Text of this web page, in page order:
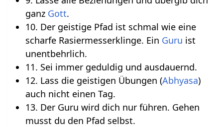
ganz Gott.
10. Der geistige Pfad ist schmal wie eine
scharfe Rasiermesserklinge. Ein Guru ist
unentbehrlich.
11. Sei immer geduldig und ausdauernd.
12. Lass die geistigen Übungen (Abhyasa)
auch nicht einen Tag.
13. Der Guru wird dich nur führen. Gehen
musst du den Pfad selbst.